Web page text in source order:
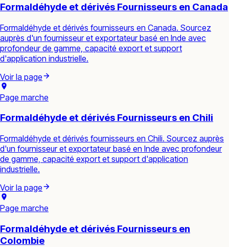
Formaldéhyde et dérivés Fournisseurs en Canada
Formaldéhyde et dérivés fournisseurs en Canada. Sourcez
auprès d'un fournisseur et exportateur basé en Inde avec
profondeur de gamme, capacité export et support
d'application industrielle.
Voir la page
Page marche
Formaldéhyde et dérivés Fournisseurs en Chili
Formaldéhyde et dérivés fournisseurs en Chili. Sourcez auprès
d'un fournisseur et exportateur basé en Inde avec profondeur
de gamme, capacité export et support d'application
industrielle.
Voir la page
Page marche
Formaldéhyde et dérivés Fournisseurs en
Colombie